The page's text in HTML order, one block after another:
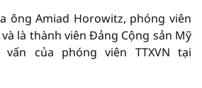
ông Amiad Horowitz, phóng viên
và là thành viên Đảng Cộng sản Mỹ
của phóng viên TTXVN tại